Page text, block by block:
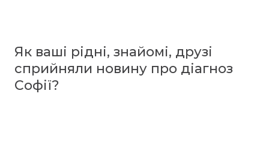
Як ваші рідні, знайомі, друзі
сприйняли новину про діагноз
Софії?